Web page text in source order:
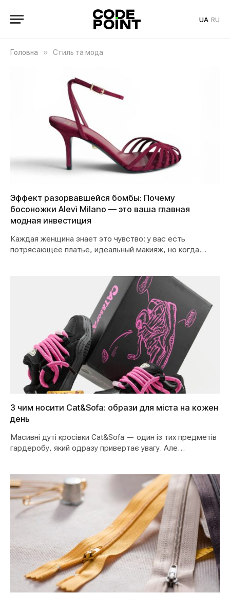
UA RU
Головна » Стиль та мода
Эффект разорвавшейся бомбы: Почему
босоножки Alevì Milano — это ваша главная
модная инвестиция
Каждая женщина знает это чувство: у вас есть
потрясающее платье, идеальный макияж, но когда
З чим носити Cat&Sofa: образи для міста на кожен
день
Масивні дуті кросівки Cat&Sofa — один із тих предметів
гардеробу, який одразу привертає увагу. Але…